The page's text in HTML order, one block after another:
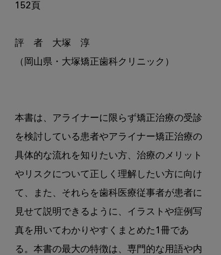
152頁
評　者　大塚　淳
（岡山県・大塚矯正歯科クリニック）
本書は、アライナーに限らず矯正治療の受診
を検討している患者やアライナー矯正治療の
具体的な流れを知りたい方、治療のメリット
やリスクについて正しく理解したい方に向け
て、また、それらを歯科医療従事者が患者に
見せて説明できるように、イラストや症例写
真を用いてわかりやすくまとめた1冊であ
る。本書の最大の特徴は、専門的な用語や内